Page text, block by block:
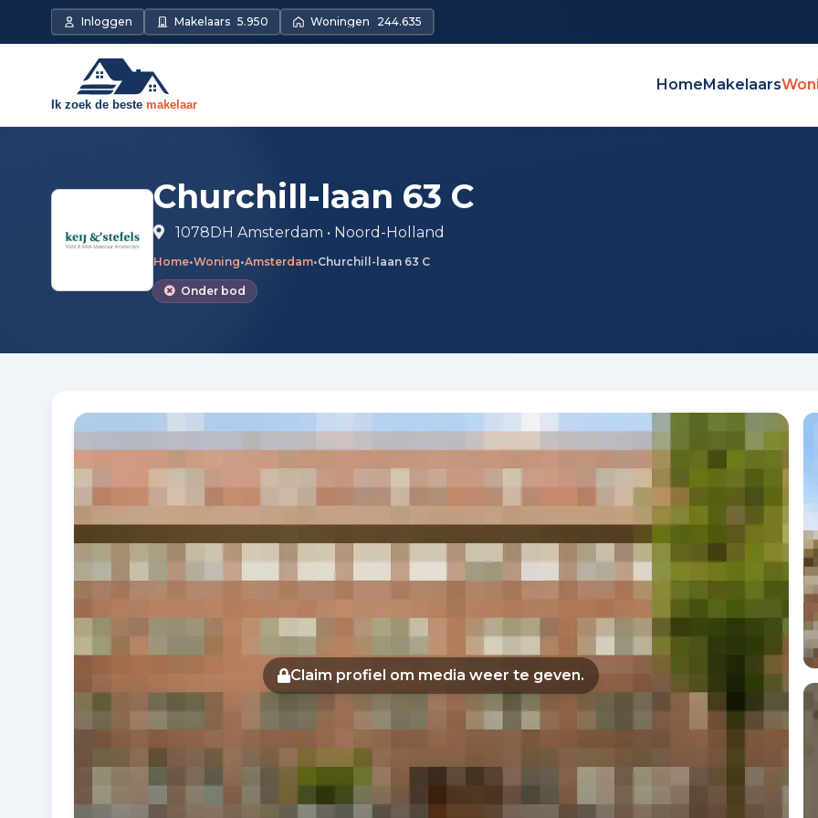
Direct naar de inhoud
Inloggen Makelaars 5.950 Woningen 244.635
HomeMakelaars
Churchill-laan 63 C
1078DH Amsterdam • Noord-Holland
Home•Woning•Amsterdam•Churchill-laan 63 C
Onder bod
Fotogalerij
Claim profiel om media weer te geven.